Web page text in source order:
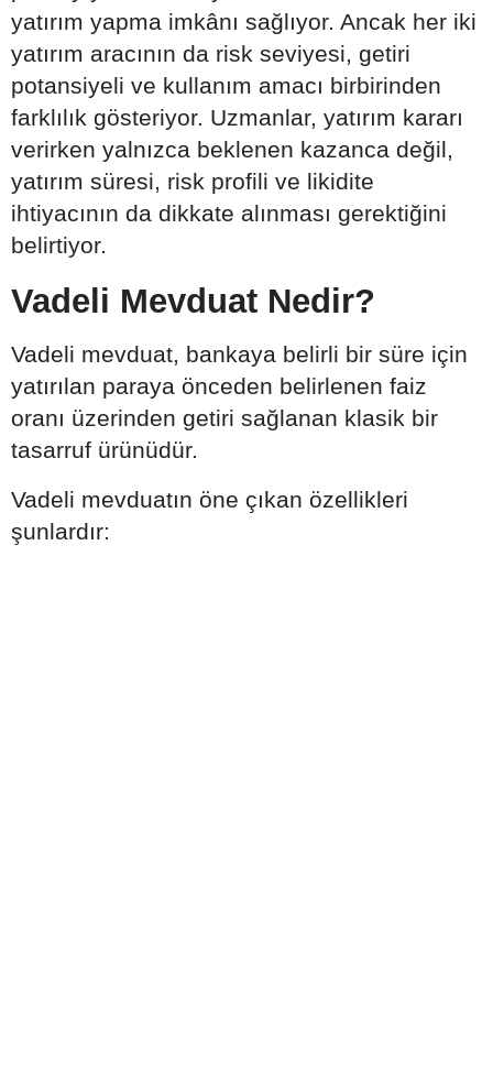
yatırım yapma imkânı sağlıyor. Ancak her iki
yatırım aracının da risk seviyesi, getiri
potansiyeli ve kullanım amacı birbirinden
farklılık gösteriyor. Uzmanlar, yatırım kararı
verirken yalnızca beklenen kazanca değil,
yatırım süresi, risk profili ve likidite
ihtiyacının da dikkate alınması gerektiğini
belirtiyor.
Vadeli Mevduat Nedir?
Vadeli mevduat, bankaya belirli bir süre için
yatırılan paraya önceden belirlenen faiz
oranı üzerinden getiri sağlanan klasik bir
tasarruf ürünüdür.
Vadeli mevduatın öne çıkan özellikleri
şunlardır: